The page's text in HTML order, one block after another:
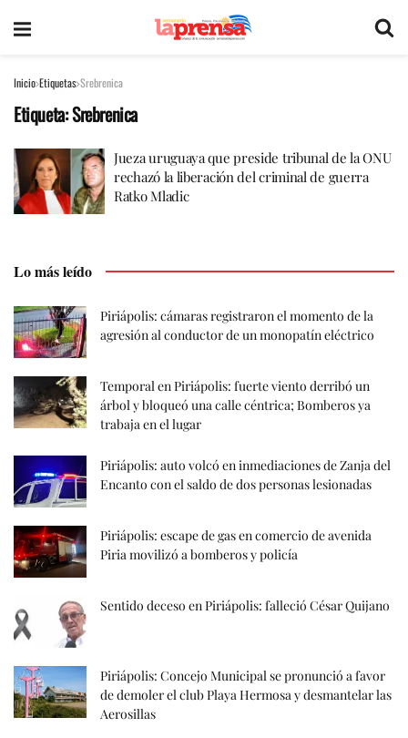
Inicio Etiquetas Srebrenica
Etiqueta:Srebrenica
Jueza uruguaya que preside tribunal de la ONU
rechazó la liberación del criminal de guerra
Ratko Mladic
Lo más leído
Piriápolis: cámaras registraron el momento de la
agresión al conductor de un monopatín eléctrico
Temporal en Piriápolis: fuerte viento derribó un
árbol y bloqueó una calle céntrica; Bomberos ya
trabaja en el lugar
Piriápolis: auto volcó en inmediaciones de Zanja del
Encanto con el saldo de dos personas lesionadas
Piriápolis: escape de gas en comercio de avenida
Piria movilizó a bomberos y policía
Sentido deceso en Piriápolis: falleció César Quijano
Piriápolis: Concejo Municipal se pronunció a favor
de demoler el club Playa Hermosa y desmantelar las
Aerosillas